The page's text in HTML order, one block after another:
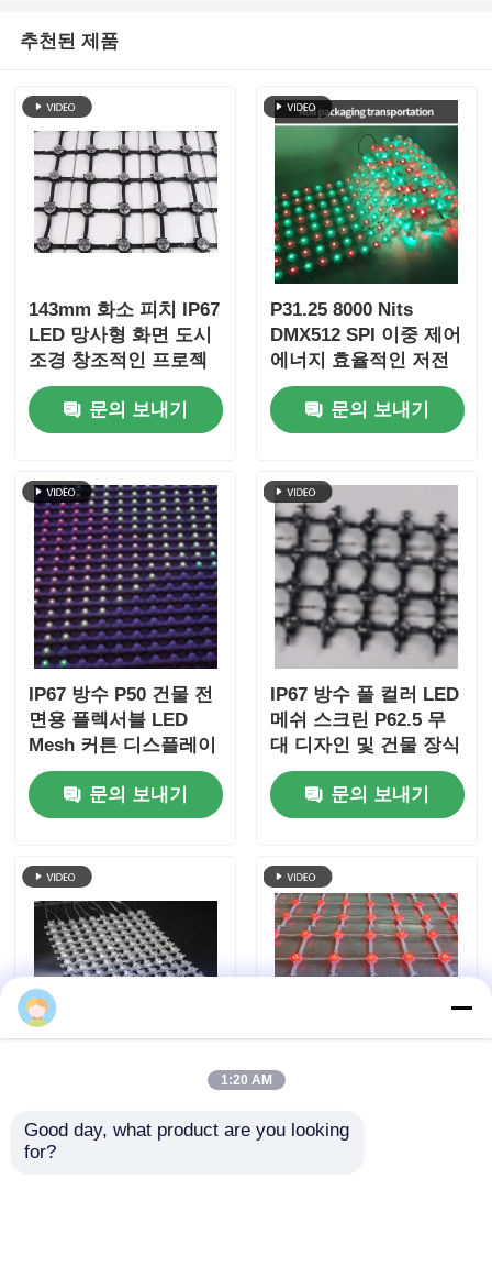
추천된 제품
143mm 화소 피치 IP67
LED 망사형 화면 도시
조경 창조적인 프로젝
트를 위한 매우 경량 옥
외 큰 전시문의 보내기
P31.25 8000 Nits
DMX512 SPI 이중 제어
에너지 효율적인 저전
력 실외 LED 메쉬 스크
린 디스플레이
문의 보내기
IP67 방수 P50 건물 전
면용 플렉서블 LED
Mesh 커튼 디스플레이
문의 보내기
IP67 방수 풀 컬러 LED
메쉬 스크린 P62.5 무
대 디자인 및 건물 장식
을 위한 야외 유연한 메
쉬 커튼 문의 보내기
P50 10000nits IP67 방
크린
143mm 화소 피치 LED
야경 문화 관광 사업을
1:20 AM
Good day, what product are you looking
for?